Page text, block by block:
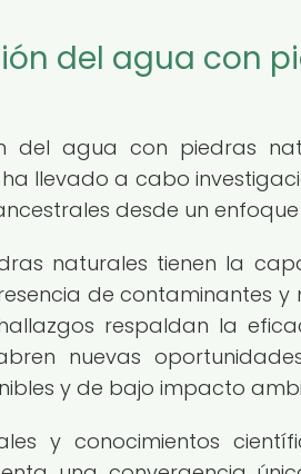
del agua con
del agua con piedras
llevado a cabo
desde un
naturales tienen la
de contaminantes y
respaldan la
nuevas
y de bajo impacto
y conocimientos